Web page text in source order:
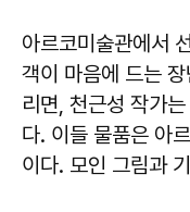
아르코미술관에서
객이 마음에 드는
리면, 천근성 작가
다. 이들 물품은 아
이다. 모인 그림과